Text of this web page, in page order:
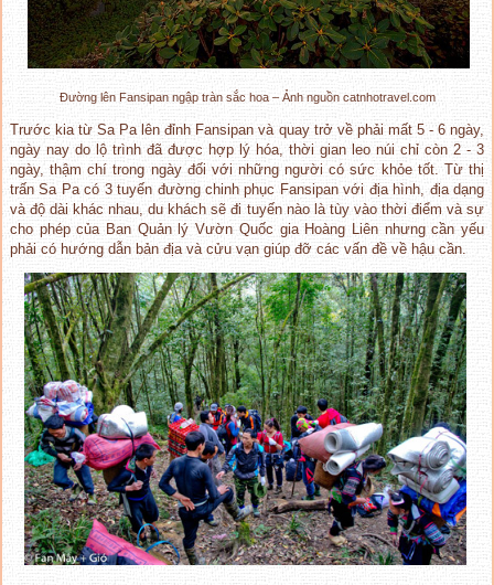
Đường lên Fansipan ngập tràn sắc hoa – Ảnh nguồn catnhotravel.com
Trước kia từ Sa Pa lên đỉnh Fansipan và quay trở về phải mất 5 - 6 ngày,
ngày nay do lộ trình đã được hợp lý hóa, thời gian leo núi chỉ còn 2 - 3
ngày, thậm chí trong ngày đối với những người có sức khỏe tốt. Từ thị
trấn Sa Pa có 3 tuyến đường chinh phục Fansipan với địa hình, địa dạng
và độ dài khác nhau, du khách sẽ đi tuyến nào là tùy vào thời điểm và sự
cho phép của Ban Quản lý Vườn Quốc gia Hoàng Liên nhưng cần yếu
phải có hướng dẫn bản địa và cửu vạn giúp đỡ các vấn đề về hậu cần.